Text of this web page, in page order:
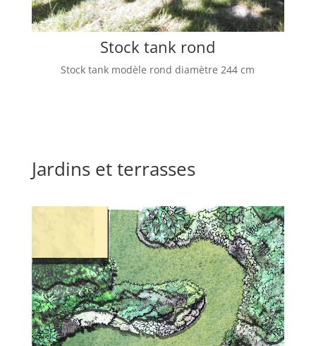
Stock tank rond
Stock tank modèle rond diamètre 244 cm
Jardins et terrasses